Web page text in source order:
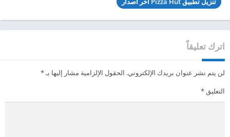
pizza hut marcq
pizza hut solferino
pizza hut valenciennes
تنزيل تطبيق Pizza Hut آخر اصدار